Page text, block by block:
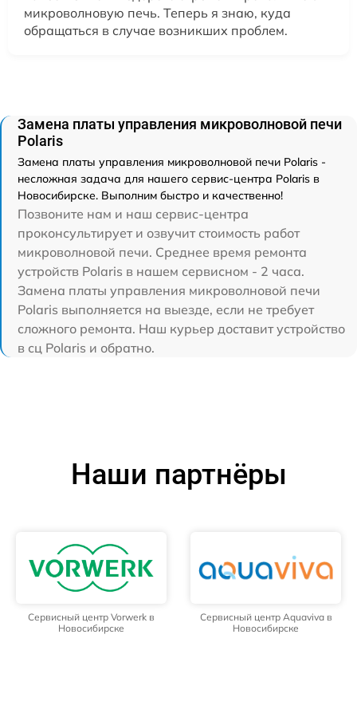
микроволновую печь. Теперь я знаю, куда
обращаться в случае возникших проблем.
Замена платы управления микроволновой печи
Polaris
Замена платы управления микроволновой печи Polaris -
несложная задача для нашего сервис-центра Polaris в
Новосибирске. Выполним быстро и качественно!
Позвоните нам и наш сервис-центра
проконсультирует и озвучит стоимость работ
микроволновой печи. Среднее время ремонта
устройств Polaris в нашем сервисном - 2 часа.
Замена платы управления микроволновой печи
Polaris выполняется на выезде, если не требует
сложного ремонта. Наш курьер доставит устройство
в сц Polaris и обратно.
Наши партнёры
Сервисный центр Vorwerk в
Новосибирске
Сервисный центр Aquaviva в
Новосибирске